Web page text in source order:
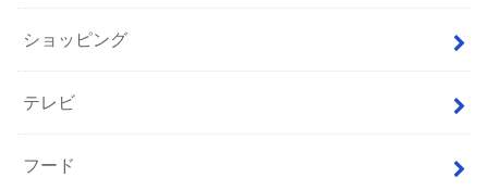
ショッピング
テレビ
フード